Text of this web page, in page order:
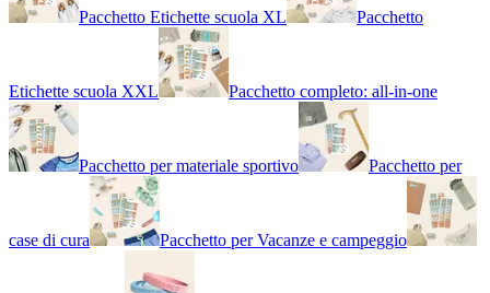
Pacchetto Etichette scuola XL Pacchetto
Etichette scuola XXL Pacchetto completo: all-in-one
Pacchetto per materiale sportivo Pacchetto per
case di cura Pacchetto per Vacanze e campeggio